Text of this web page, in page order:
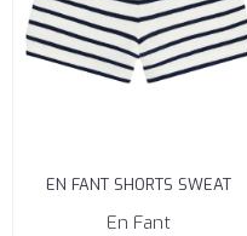
EN FANT SHORTS SWEAT
STRIPET MEDIEVAL BLUE
En Fant